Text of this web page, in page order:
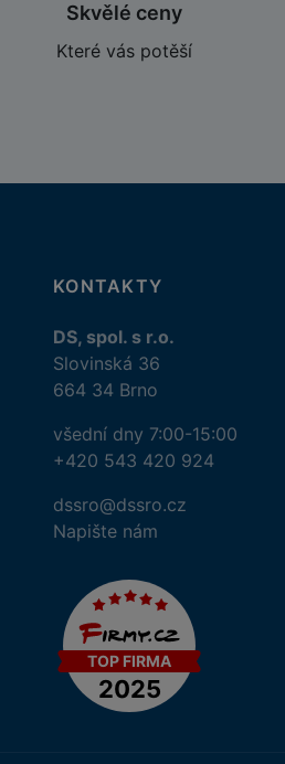
Skvělé ceny
Které vás potěší
KONTAKTY
DS, spol. s r.o.
Slovinská 36
664 34 Brno
všední dny 7:00-15:00
+420 543 420 924
dssro@dssro.cz
Napište nám